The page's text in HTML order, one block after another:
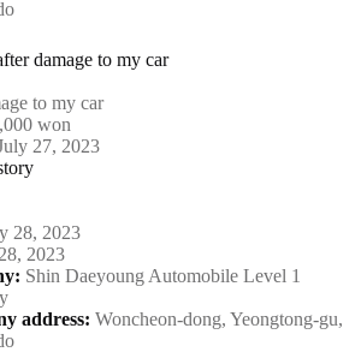
damage to my car
to my car
won
27, 2023
28, 2023
2023
: Shin Daeyoung Automobile Level 1
address: Woncheon-dong, Yeongtong-gu,